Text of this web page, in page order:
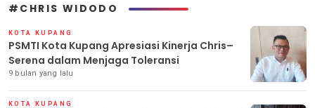
#CHRIS WIDODO
KOTA KUPANG
PSMTI Kota Kupang Apresiasi Kinerja Chris–
Serena dalam Menjaga Toleransi
9 bulan yang lalu
KOTA KUPANG